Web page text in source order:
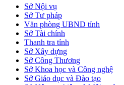
Sở Nội vụ
Sở Tư pháp
Văn phòng UBND tỉnh
Sở Tài chính
Thanh tra tỉnh
Sở Xây dựng
Sở Công Thương
Sở Khoa học và Công nghệ
Sở Giáo dục và Đào tạo